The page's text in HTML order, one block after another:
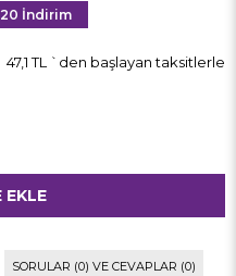
20 İndirim
47,1 TL `den başlayan taksitlerle
SORULAR (0) VE CEVAPLAR (0)